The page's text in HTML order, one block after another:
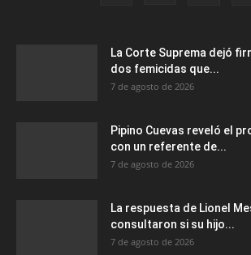
La Corte Suprema dejó
dos femicidas que...
7 de agosto de 2026
Pipino Cuevas reveló el
con un referente de...
7 de agosto de 2026
La respuesta de Lionel
consultaron si su hijo...
7 de agosto de 2026